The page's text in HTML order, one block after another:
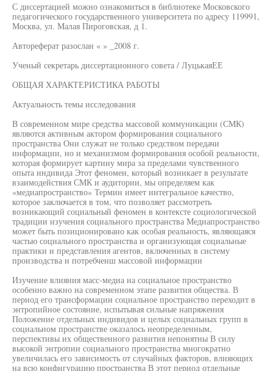
С диссертацией можно ознакомиться в библиотеке Московского
педагогического государственного университета по адресу 119991,
Москва, ул. Малая Пироговская, д 1.
Автореферат разослан « » _2008 г.
Ученый секретарь диссертационного совета / ЛуцькаяЕЕ
ОБЩАЯ ХАРАКТЕРИСТИКА РАБОТЫ
Актуальность темы исследования
В современном мире средства массовой коммуникации (СМК)
являются активным актором формирования социального
пространства Они служат не только средством передачи
информации, но и механизмом формирования особой реальности,
которая формирует картину мира за пределами чувственного
опыта индивида Этот феномен, который возникает в результате
взаимодействия СМК и аудитории, мы определяем как
«медиапространство» Термин имеет интегральное качество,
которое заключается в том, что позволяет рассмотреть
возникающий социальный феномен в контексте социологической
традиции изучения социального пространства Медиапространство
может быть позиционировано как особая реальность, являющаяся
частью социального пространства и организующая социальные
практики и представления агентов, включенных в систему
производства и потребченш массовой информации
Изучение влияния масс-медиа на социальное пространство
особенно важно на современном этапе развития общества. В
период его трансформации социальное пространство переходит в
энтропийное состояние, испытывая сильные напряжения
Положение отдельных индивидов и целых социальных групп в
социальном пространстве оказалось неопределенным,
перспективы их общественного развития непонятны В силу
высокой энтропии социального пространства многократно
увеличилась его зависимость от случайных факторов, влияющих
на всю конфигурацию пространства В этот период отдельные